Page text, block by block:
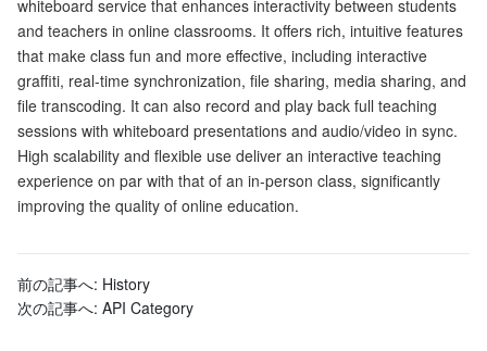
Secure Content Delivery Network
Multiple Network Acceleration
Cloud GPU Service
CVM Dedicated Host
Auto Scaling
Tencent Cloud Automation Tools
Hyper Computing Cluster
Tencent Kubernetes Engine
Tencent Cloud Mesh
Tencent Container Registry
Tencent Kubernetes Engine Distributed Cloud Center
分散型クラウド
Cloud Dedicated Cluster
Edge Zone
Cloud Dedicated Zone
マイクロサービス
Tencent Cloud Elastic Microservice
API Gateway
サーバーレス
Serverless Cloud Function
基本ストレージサービス
Cloud File Storage
Cloud Log Service
リレーショナルデータベース
whiteboard service that enhances interactivity between students
and teachers in online classrooms. It offers rich, intuitive features
that make class fun and more effective, including interactive
graffiti, real-time synchronization, file sharing, media sharing, and
file transcoding. It can also record and play back full teaching
sessions with whiteboard presentations and audio/video in sync.
High scalability and flexible use deliver an interactive teaching
experience on par with that of an in-person class, significantly
improving the quality of online education.
前の記事へ: History
次の記事へ: API Category